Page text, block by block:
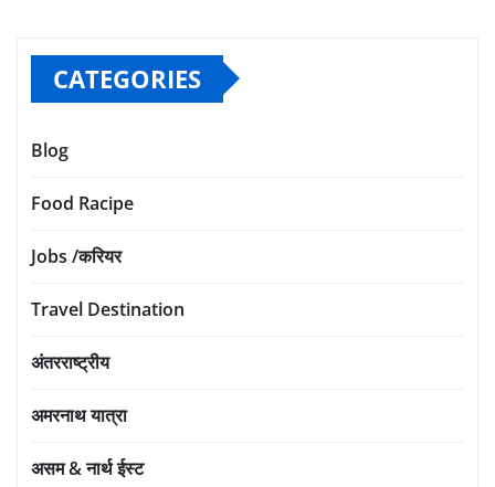
CATEGORIES
Blog
Food Racipe
Jobs /करियर
Travel Destination
अंतरराष्ट्रीय
अमरनाथ यात्रा
असम & नार्थ ईस्ट